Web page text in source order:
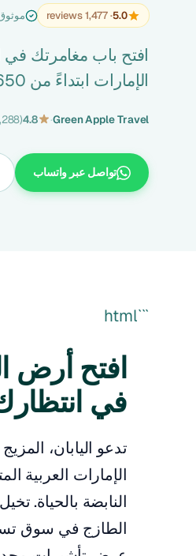
5.0
· 1,477 reviews موثوق
افتح باب مغامرتك في
الإمارات ابتداءً من 650 درهم. عدد محدود من الأماكن متاحة. احجز الآن!
Green Apple Travel
·
4.8
(2,288)
تواصل عبر واتساب
```html
افتح أرض
في
تدعو اليابان،
الإمارات العربية
النابضة بالحياة.
الطازج في سوق